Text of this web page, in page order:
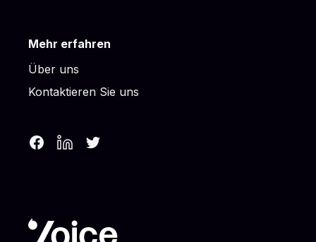
Mehr erfahren
Über uns
Kontaktieren Sie uns
FacebookLinkedInTwitter